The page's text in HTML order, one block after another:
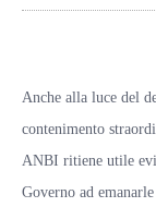
Anche alla luce del
contenimento
ANBI ritiene utile
Governo ad